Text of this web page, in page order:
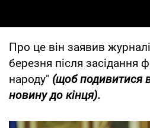
Про це він заявив
березня після засідання
народу" (щоб подивитися
новину до кінця).